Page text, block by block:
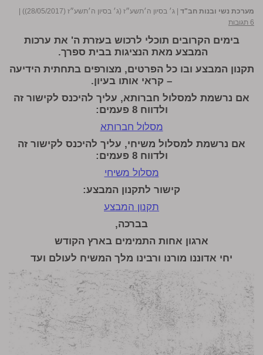
מערכת נשי ובנות חב"ד | ג׳ בסיון ה׳תשע״ז (ג׳ בסיון ה׳תשע״ז (28/05/2017))
|
6 תגובות
בימים הקרובים תוכלי לרכוש בעזרת ה' את ערכות
המבצע מאת הנציגות בבית ספרך.
תקנון המבצע ובו כל הפרטים, מצורפים בתחתית הידיעה
– קראי אותו בעיון.
אם נרשמת למסלול חברותא, עליך להיכנס לקישור זה
ולדווח 8 פעמים
:
מסלול חברותא
אם נרשמת למסלול משיחי, עליך להיכנס לקישור זה
ולדווח 8 פעמים
:
מסלול משיחי
קישור לתקנון המבצע:
תקנון המבצע
בברכה,
ארגון אחות התמימים בארץ הקודש
יחי אדוננו מורנו ורבינו מלך המשיח לעולם ועד